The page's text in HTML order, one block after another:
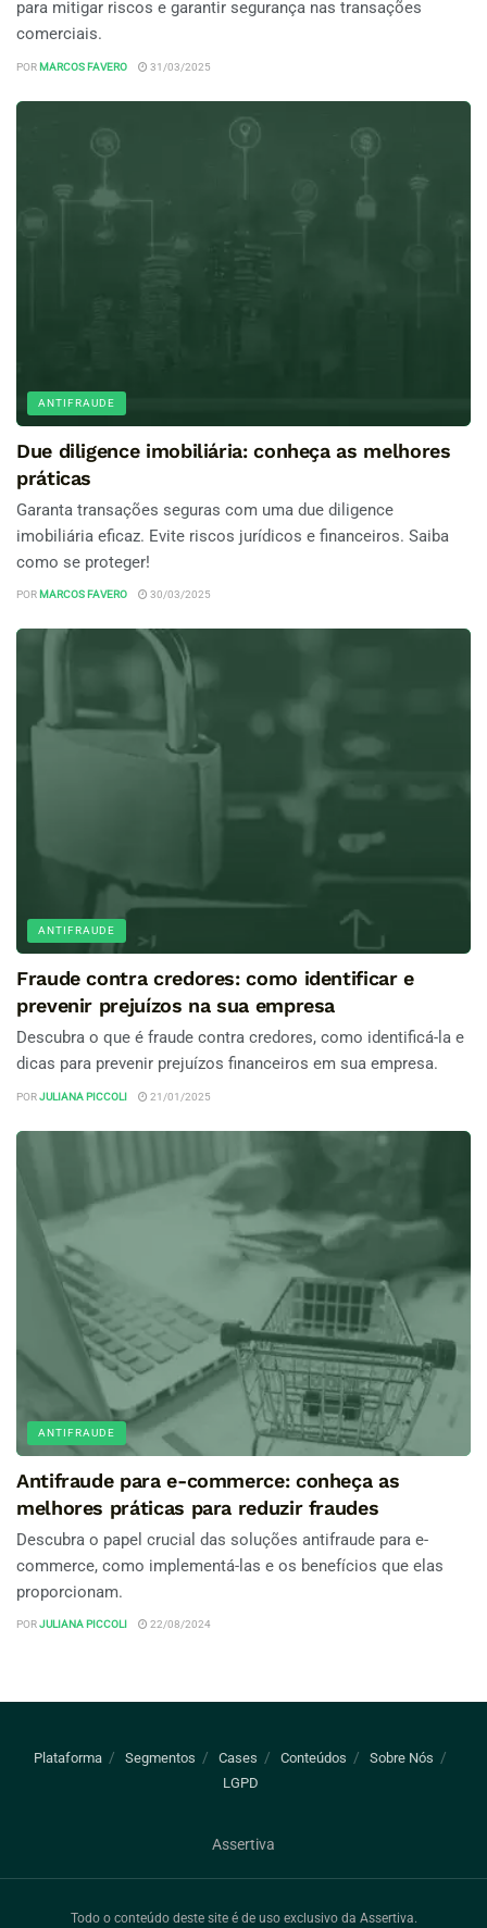
para mitigar riscos e garantir segurança nas transações
comerciais.
POR MARCOS FAVERO 31/03/2025
ANTIFRAUDE
Due diligence imobiliária: conheça as melhores
práticas
Garanta transações seguras com uma due diligence
imobiliária eficaz. Evite riscos jurídicos e financeiros. Saiba
como se proteger!
POR MARCOS FAVERO 30/03/2025
ANTIFRAUDE
Fraude contra credores: como identificar e
prevenir prejuízos na sua empresa
Descubra o que é fraude contra credores, como identificá-la e
dicas para prevenir prejuízos financeiros em sua empresa.
PORJULIANA PICCOLI 21/01/2025
ANTIFRAUDE
Antifraude para e-commerce: conheça as
melhores práticas para reduzir fraudes
Descubra o papel crucial das soluções antifraude para e-
commerce, como implementá-las e os benefícios que elas
proporcionam.
PORJULIANA PICCOLI 22/08/2024
Plataforma Segmentos Cases Conteúdos
Sobre Nós
LGPD
Assertiva
Todo o conteúdo deste site é de uso exclusivo da Assertiva.